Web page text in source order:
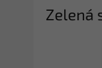
Zelená